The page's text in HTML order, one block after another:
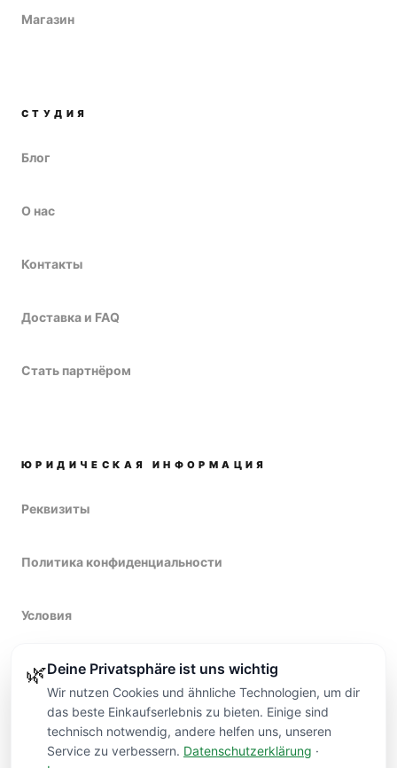
Магазин
СТУДИЯ
Блог
О нас
Контакты
Доставка и FAQ
Стать партнёром
ЮРИДИЧЕСКАЯ ИНФОРМАЦИЯ
Реквизиты
Политика конфиденциальности
Условия
Право на возврат
🌿Deine Privatsphäre ist uns wichtig
Wir nutzen Cookies und ähnliche Technologien, um dir
das beste Einkaufserlebnis zu bieten. Einige sind
technisch notwendig, andere helfen uns, unseren
Service zu verbessern. Datenschutzerklärung ·